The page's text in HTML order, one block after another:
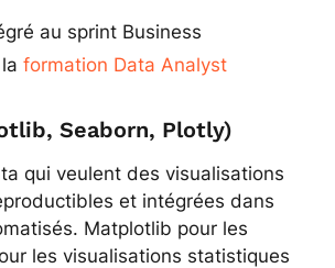
au sprint Business
formation Data Analyst
Seaborn, Plotly)
qui veulent des visualisations
et intégrées dans
Matplotlib pour les
les visualisations statistiques